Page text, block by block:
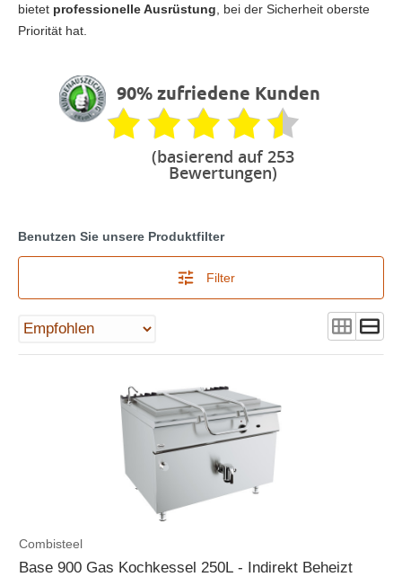
bietet professionelle Ausrüstung , bei der Sicherheit oberste
Priorität hat.
90% zufriedene Kunden
(basierend auf 253
Bewertungen)
Benutzen Sie unsere Produktfilter
Filter
Combisteel
Base 900 Gas Kochkessel 250L - Indirekt Beheizt